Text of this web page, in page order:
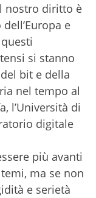
nostro diritto è
e
si stanno
bit e della
nel tempo al
l’Università di
digitale
più avanti
ma se non
e serietà